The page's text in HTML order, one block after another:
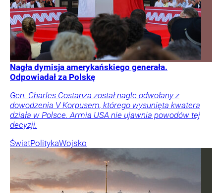
Nagła dymisja amerykańskiego generała.
Odpowiadał za Polskę
Gen. Charles Costanza został nagle odwołany z
dowodzenia V Korpusem, którego wysunięta kwatera
działa w Polsce. Armia USA nie ujawnia powodów tej
decyzji.
ŚwiatPolitykaWojsko